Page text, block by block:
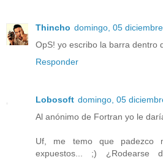
Thincho domingo, 05
OpS! yo escribo la barra dentro
Responder
Lobosoft domingo, 05
Al anónimo de Fortran yo le
Uf, me temo que padezco
expuestos... ;) ¿Rodearse